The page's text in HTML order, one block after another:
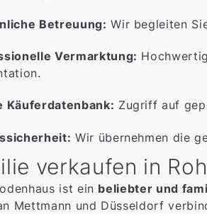
Betreuung: Wir begleiten
Vermarktung:
Käuferdatenbank: Zugriff auf
Wir übernehmen die
verkaufen in
ist ein beliebter und
Mettmann und Düsseldorf